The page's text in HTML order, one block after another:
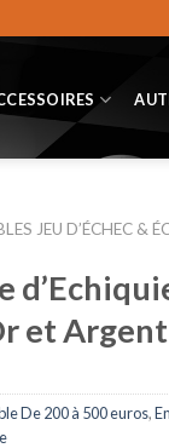
JEU D’ÉCHEC &
et
De 200 à 500 euros,